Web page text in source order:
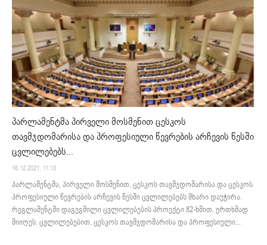
პარლამენტმა პირველი მოსმენით ცესკოს
თავმჯდომარისა და პროფესიული წევრების არჩევის წესში
ცვლილებებს...
16.12.2021. 11:13
პარლამენტმა, პირველი მოსმენით, ცესკოს თავმჯდომარისა და ცესკოს
პროფესიული წევრების არჩევის წესში ცვლილებებს მხარი დაუჭირა.
რეგლამენტში დაგეგმილი ცვლილებების პროექტი 82-ხმით, ერთხმად
მიიღეს. ცვლილებებით, ცესკოს თავმჯდომარისა და პროფესიული...